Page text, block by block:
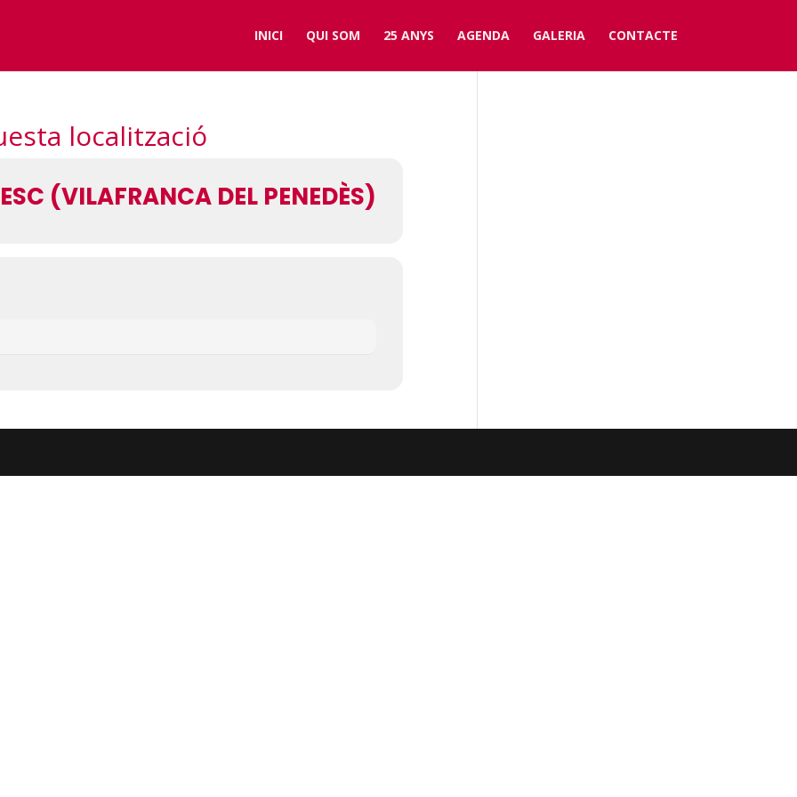
INICI QUI SOM 25 ANYS AGENDA GALERIA CONTACTE
localització
(VILAFRANCA DEL PENEDÈS)